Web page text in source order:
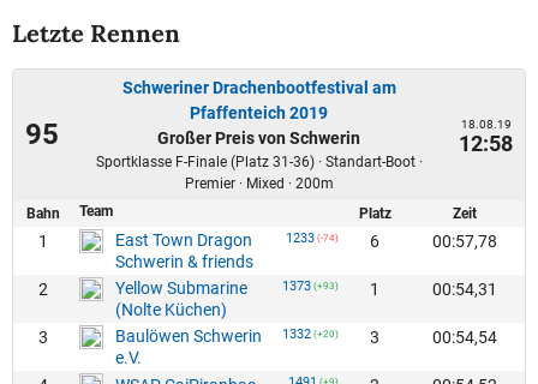
Letzte Rennen
95
Schweriner Drachenbootfestival am
Pfaffenteich 2019
Großer Preis von Schwerin
Sportklasse F-Finale (Platz 31-36) · Standart-Boot ·
Premier · Mixed · 200m
18.08.19
12:58
Bahn Team Platz Zeit
1
East Town Dragon
Schwerin & friends
1233 (-74) 6 00:57,78
2
Yellow Submarine
(Nolte Küchen)
1373 (+93) 1 00:54,31
3
Baulöwen Schwerin
e.V.
1332 (+20) 3 00:54,54